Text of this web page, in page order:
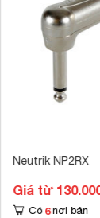
Neutrik NP2RX
Giá từ
Có 6 nơi bán